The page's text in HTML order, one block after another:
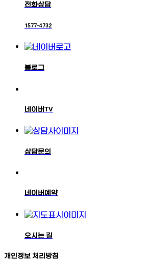
전화상담
1577-4732
블로그
네이버TV
상담문의
네이버예약
오시는 길
개인정보 처리방침